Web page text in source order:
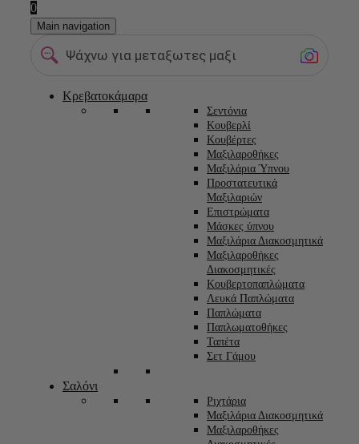
0
Main navigation
Ψάχνω για μεταξωτες μαξιλαροθηκες
Κρεβατοκάμαρα
Σεντόνια
Κουβερλί
Κουβέρτες
Μαξιλαροθήκες
Μαξιλάρια Ύπνου
Προστατευτικά
Μαξιλαριών
Επιστρώματα
Μάσκες ύπνου
Μαξιλάρια Διακοσμητικά
Μαξιλαροθήκες
Διακοσμητικές
Κουβερτοπαπλώματα
Λευκά Παπλώματα
Παπλώματα
Παπλωματοθήκες
Ταπέτα
Σετ Γάμου
Σαλόνι
Ριχτάρια
Μαξιλάρια Διακοσμητικά
Μαξιλαροθήκες